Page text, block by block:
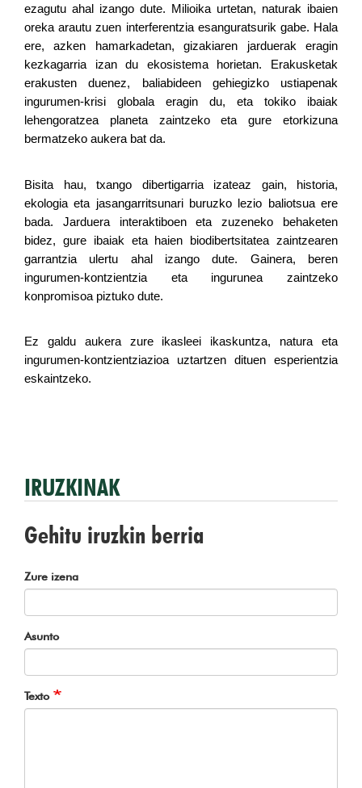
ezagutu ahal izango dute. Milioika urtetan, naturak ibaien
oreka arautu zuen interferentzia esanguratsurik gabe. Hala
ere, azken hamarkadetan, gizakiaren jarduerak eragin
kezkagarria izan du ekosistema horietan. Erakusketak
erakusten duenez, baliabideen gehiegizko ustiapenak
ingurumen-krisi globala eragin du, eta tokiko ibaiak
lehengoratzea planeta zaintzeko eta gure etorkizuna
bermatzeko aukera bat da.
Bisita hau, txango dibertigarria izateaz gain, historia,
ekologia eta jasangarritsunari buruzko lezio baliotsua ere
bada. Jarduera interaktiboen eta zuzeneko behaketen
bidez, gure ibaiak eta haien biodibertsitatea zaintzearen
garrantzia ulertu ahal izango dute. Gainera, beren
ingurumen-kontzientzia eta ingurunea zaintzeko
konpromisoa piztuko dute.
Ez galdu aukera zure ikasleei ikaskuntza, natura eta
ingurumen-kontzientziazioa uztartzen dituen esperientzia
eskaintzeko.
IRUZKINAK
Gehitu iruzkin berria
Zure izena
Asunto
Texto